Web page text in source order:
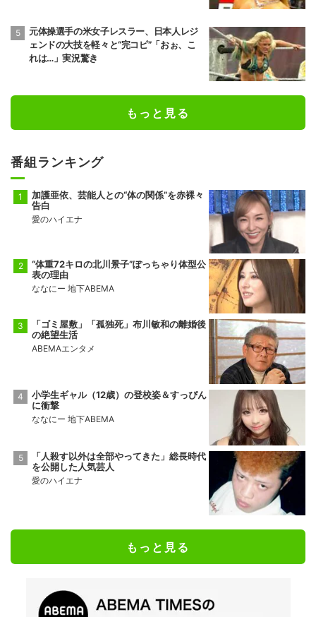
元体操選手の米女子レスラー、日本人レジ
ェンドの大技を軽々と“完コピ”「おぉ、こ
れは…」実況驚き
もっと見る
番組ランキング
加護亜依、芸能人との“体の関係”を赤裸々
告白
愛のハイエナ
“体重72キロの北川景子”ぽっちゃり体型公
表の理由
ななにー 地下ABEMA
「ゴミ屋敷」「孤独死」布川敏和の離婚後
の絶望生活
ABEMAエンタメ
小学生ギャル（12歳）の登校姿＆すっぴん
に衝撃
ななにー 地下ABEMA
「人殺す以外は全部やってきた」総長時代
を公開した人気芸人
愛のハイエナ
もっと見る